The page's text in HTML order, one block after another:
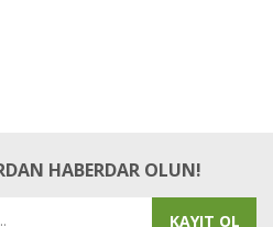
HABERDAR OLUN!
KAYIT OL